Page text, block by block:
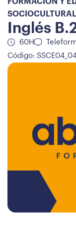
Inglés
60H
Código: